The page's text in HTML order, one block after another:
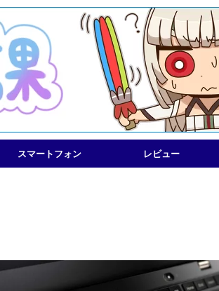
スマートフォン レビュー